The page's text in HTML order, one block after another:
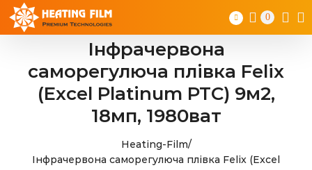
Skip
0
Інфрачервона
саморегулюча плівка Felix
(Excel Platinum PTC) 9м2,
18мп, 1980ват
Heating-Film/
Інфрачервона саморегулюча плівка Felix (Excel